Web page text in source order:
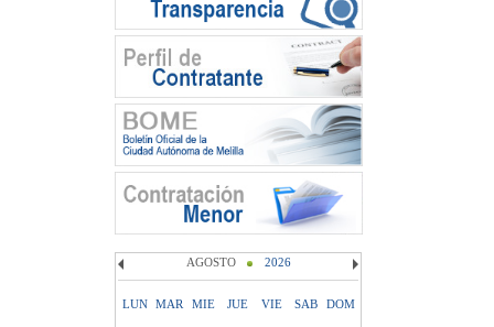
AGOSTO 2026
LUN MAR MIE JUE VIE SAB DOM